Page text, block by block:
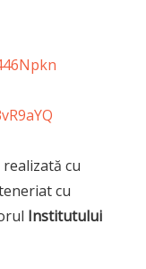
cu
cu
Institutului